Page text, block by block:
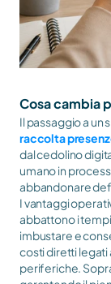
Cosa cambia
raccolta
dal cedolino
umano in
abbandonare
I vantaggi
abbattono i
imbustare e
costi diretti legati
periferiche.